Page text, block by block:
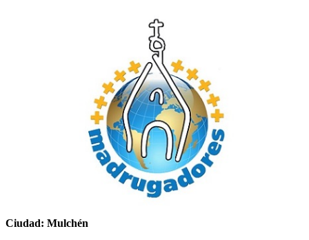
Ciudad: Mulchén